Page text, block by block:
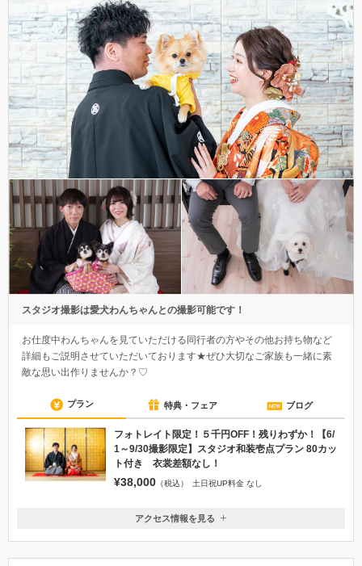
スタジオ撮影は愛犬わんちゃんとの撮影可能です！
お仕度中わんちゃんを見ていただける同行者の方やその他お持ち物など
詳細もご説明させていただいております★ぜひ大切なご家族も一緒に素
敵な思い出作りませんか？♡
プラン 特典・フェア ブログ
フォトレイト限定！５千円OFF！残りわずか！【6/
1～9/30撮影限定】スタジオ和装壱点プラン 80カッ
ト付き 衣裳差額なし！
¥38,000 （税込） 土日祝UP料金 なし
埼玉県越谷市瓦曽根3-7-6 小柳ビル2階(エレベーターはございません)
アクセス情報を見る